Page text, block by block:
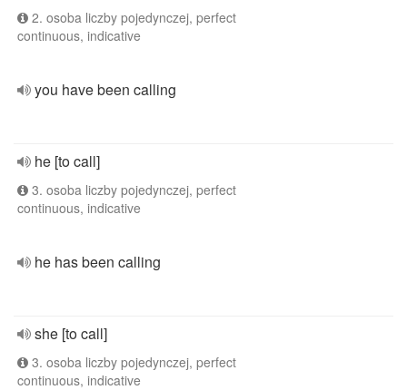
2. osoba liczby pojedynczej, perfect
continuous, indicative
you have been calling
he [to call]
3. osoba liczby pojedynczej, perfect
continuous, indicative
he has been calling
she [to call]
3. osoba liczby pojedynczej, perfect
continuous, indicative